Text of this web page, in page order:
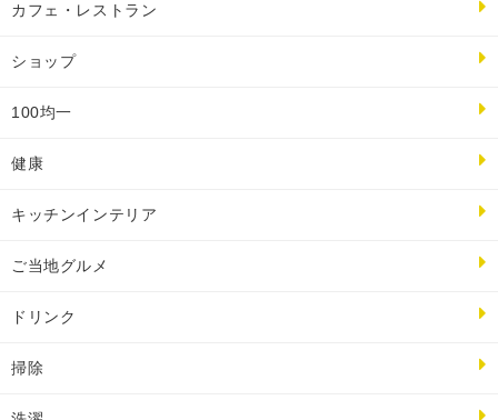
カフェ・レストラン
ショップ
100均一
健康
キッチンインテリア
ご当地グルメ
ドリンク
掃除